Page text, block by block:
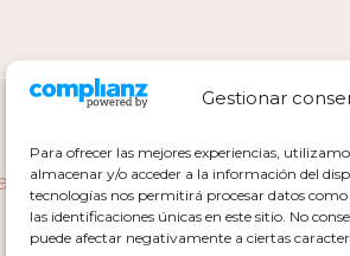
Gestionar
Para ofrecer las mejores experiencias,
almacenar y/o acceder a la información del
tecnologías nos permitirá procesar datos
las identificaciones únicas en este sitio. No
puede afectar negativamente a ciertas